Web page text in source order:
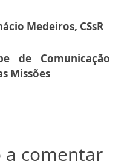
Medeiros, CSsR
de Comunicação
Missões
a comentar